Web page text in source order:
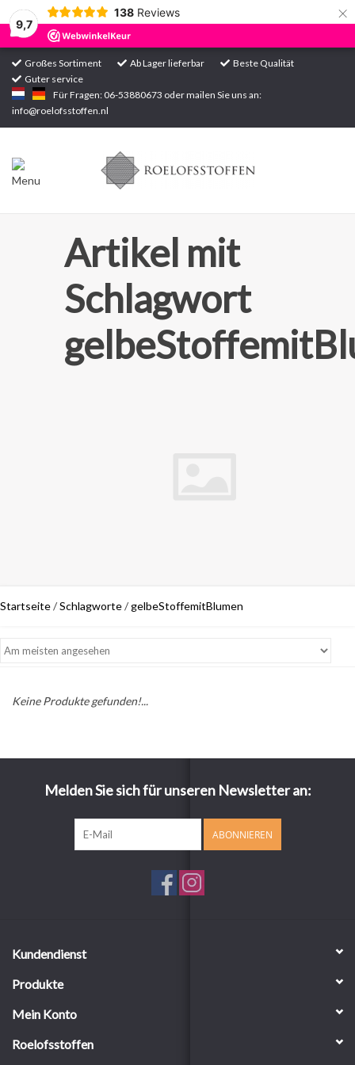
9,7
138 Reviews ×
Großes Sortiment Ab Lager lieferbar
Beste Qualität
Guter service
Für Fragen: 06-53880673 oder mailen Sie uns an:
info@roelofsstoffen.nl
Startseite
Sortiment
Artikel mit
Schlagwort
Startseite/Schlagworte/gelbeStoffemitBlumen
Keine Produkte gefunden!...
Melden Sie sich für unseren Newsletter an:
ABONNIEREN
Kundendienst
Produkte
Mein Konto
Roelofsstoffen